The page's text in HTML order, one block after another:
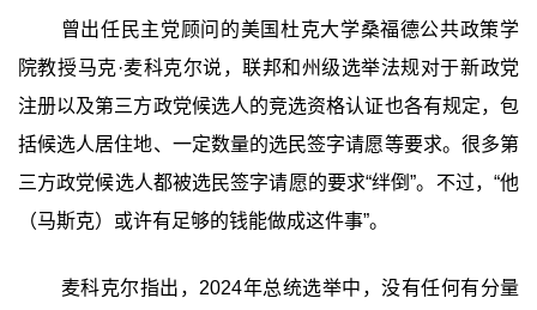
曾出任民主党顾问的美国杜克大学桑福德公共政策学
院教授马克·麦科克尔说，联邦和州级选举法规对于新政党
注册以及第三方政党候选人的竞选资格认证也各有规定，包
括候选人居住地、一定数量的选民签字请愿等要求。很多第
三方政党候选人都被选民签字请愿的要求“绊倒”。不过，“他
（马斯克）或许有足够的钱能做成这件事”。
麦科克尔指出，2024年总统选举中，没有任何有分量